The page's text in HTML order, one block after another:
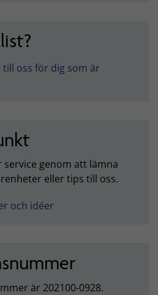
oss för dig som är
service genom att lämna
eller tips till oss.
och idéer
är 202100-0928.